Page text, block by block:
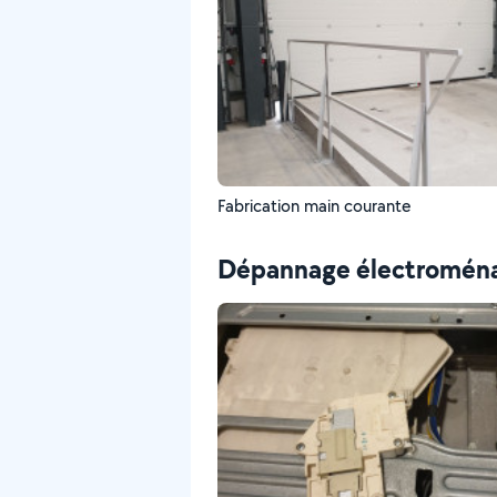
Fabrication main courante
Dépannage